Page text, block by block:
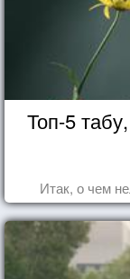
Топ-5
Итак, о чем